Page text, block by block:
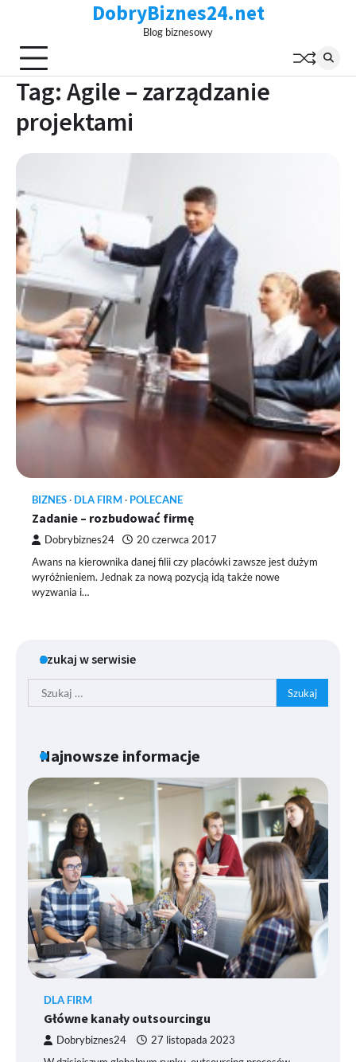
content
DobryBiznes24.net
Blog biznesowy
Tag: Agile – zarządzanie
projektami
BIZNES DLA FIRM POLECANE
Zadanie – rozbudować firmę
Dobrybiznes24 20 czerwca 2017
Awans na kierownika danej filii czy placówki zawsze jest dużym
wyróżnieniem. Jednak za nową pozycją idą także nowe
wyzwania i…
Szukaj w serwisie
Szukaj:
Najnowsze informacje
DLA FIRM
Główne kanały outsourcingu
Dobrybiznes24 27 listopada 2023